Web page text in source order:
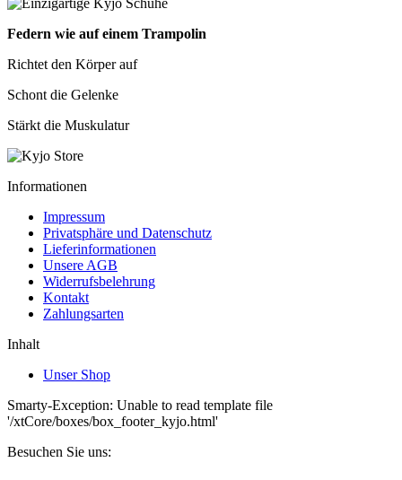
Federn wie auf einem Trampolin
Richtet den Körper auf
Schont die Gelenke
Stärkt die Muskulatur
Informationen
Impressum
Privatsphäre und Datenschutz
Lieferinformationen
Unsere AGB
Widerrufsbelehrung
Kontakt
Zahlungsarten
Inhalt
Unser Shop
Smarty-Exception: Unable to read template file
'/xtCore/boxes/box_footer_kyjo.html'
Besuchen Sie uns: